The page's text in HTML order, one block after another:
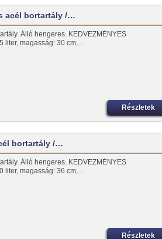
acél bortartály /…
Álló hengeres. KEDVEZMÉNYES
liter, magasság: 30 cm,…
Részletek
bortartály /…
Álló hengeres. KEDVEZMÉNYES
liter, magasság: 36 cm,…
Részletek